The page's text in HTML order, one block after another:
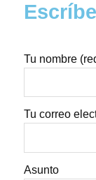
Tu nombre
Tu correo
Asunto